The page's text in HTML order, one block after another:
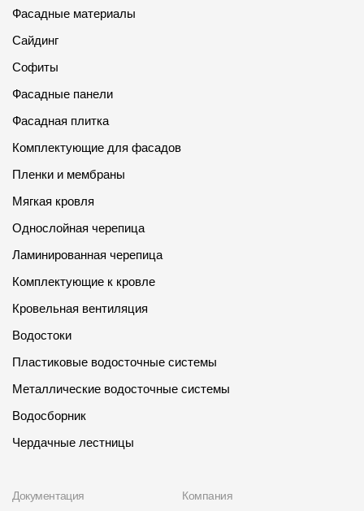
Фасадные материалы
Сайдинг
Софиты
Фасадные панели
Фасадная плитка
Комплектующие для фасадов
Пленки и мембраны
Мягкая кровля
Однослойная черепица
Ламинированная черепица
Комплектующие к кровле
Кровельная вентиляция
Водостоки
Пластиковые водосточные системы
Металлические водосточные системы
Водосборник
Чердачные лестницы
Документация Компания